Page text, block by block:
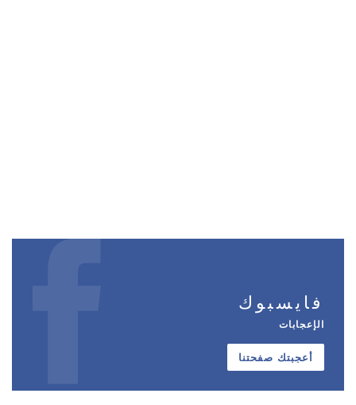
فايسبوك
الإعجابات
أعجبتك صفحتنا